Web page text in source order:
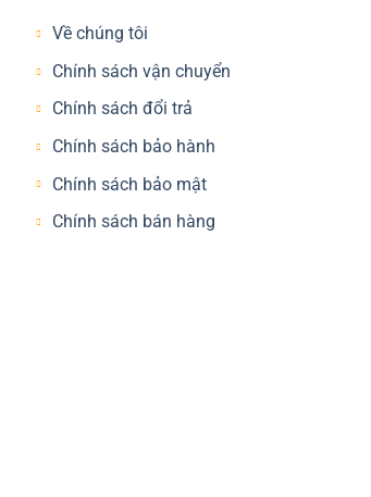
Về chúng tôi
Chính sách vận chuyển
Chính sách đổi trả
Chính sách bảo hành
Chính sách bảo mật
Chính sách bán hàng